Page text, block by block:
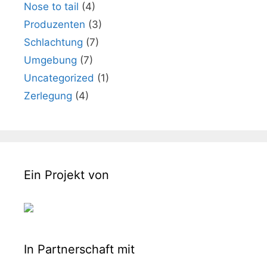
Nose to tail (4)
Produzenten (3)
Schlachtung (7)
Umgebung (7)
Uncategorized (1)
Zerlegung (4)
Ein Projekt von
In Partnerschaft mit